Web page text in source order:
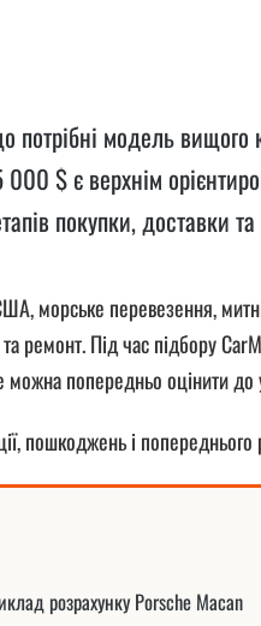
модель вищого
$ є верхнім
покупки, доставки
морське перевезення,
ремонт. Під час підбору
попередньо оцінити до
пошкоджень і
розрахунку Porsche Macan